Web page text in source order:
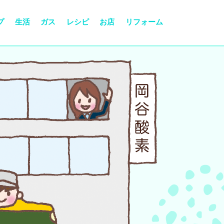
生活 ガス レシピ お店 リフォーム